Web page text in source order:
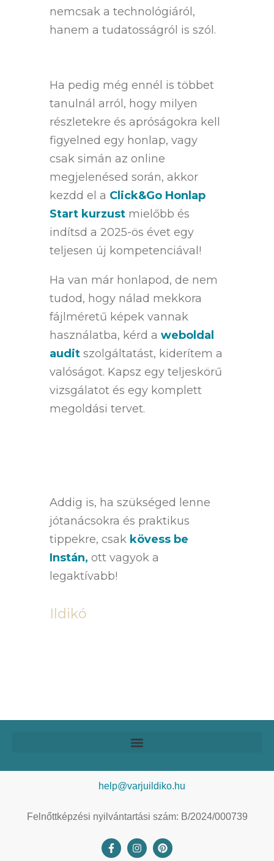
nemcsak a technológiáról,
hanem a tudatosságról is szól.
Ha pedig még ennél is többet
tanulnál arról, hogy milyen
részletekre és apróságokra kell
figyelned egy honlap, vagy
csak simán az online
megjelenésed során, akkor
kezdd el a Click&Go Honlap
Start kurzust mielőbb és
indítsd a 2025-ös évet egy
teljesen új kompetenciával!
Ha van már honlapod, de nem
tudod, hogy nálad mekkora
fájlméretű képek vannak
használatba, kérd a weboldal
auditszolgáltatást, kiderítem a
valóságot. Kapsz egy teljeskörű
vizsgálatot és egy komplett
megoldási tervet.
Addig is, ha szükséged lenne
jótanácsokra és praktikus
tippekre, csak kövess be
Instán, ott vagyok a
legaktívabb!
Ildikó
help@varjuildiko.hu
Felnőttképzési nyilvántartási szám: B/2024/000739